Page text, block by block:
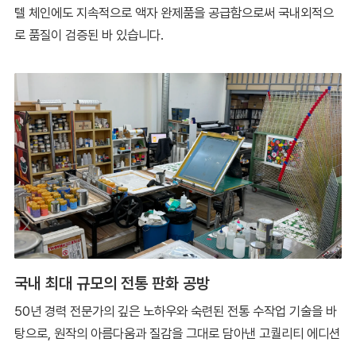
텔 체인에도 지속적으로 액자 완제품을 공급함으로써 국내외적으
로 품질이 검증된 바 있습니다.
국내 최대 규모의 전통 판화 공방
50년 경력 전문가의 깊은 노하우와 숙련된 전통 수작업 기술을 바
탕으로, 원작의 아름다움과 질감을 그대로 담아낸 고퀄리티 에디션